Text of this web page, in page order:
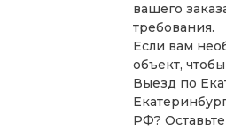
вашего
требования.
Если вам
объект,
Выезд по
РФ?